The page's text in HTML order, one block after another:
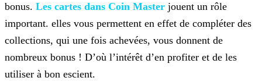
bonus. Les cartes dans Coin Master jouent un rôle
important. elles vous permettent en effet de compléter des
collections, qui une fois achevées, vous donnent de
nombreux bonus ! D’où l’intérêt d’en profiter et de les
utiliser à bon escient.